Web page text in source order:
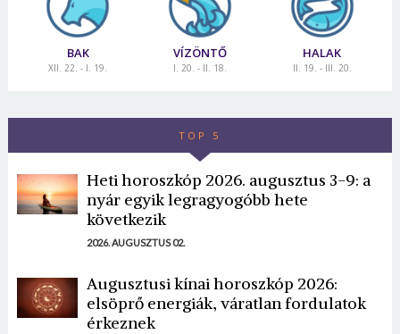
BAK
XII. 22. - I. 19.
VÍZÖNTŐ
I. 20. - II. 18.
HALAK
II. 19. - III. 20.
TOP 5
Heti horoszkóp 2026. augusztus 3-9: a
nyár egyik legragyogóbb hete
következik
2026. AUGUSZTUS 02.
Augusztusi kínai horoszkóp 2026:
elsöprő energiák, váratlan fordulatok
érkeznek